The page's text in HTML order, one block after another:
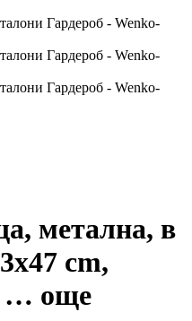
метална, в
cm,
… още